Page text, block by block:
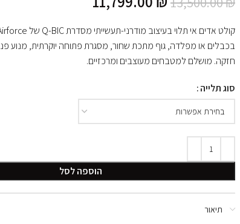
חזקה. מושלם למטבחים מעוצבים ומרכזיים.
סוג תלייה
הוספה לסל
תיאור